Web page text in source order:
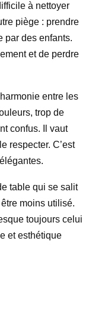
à nettoyer
piège : prendre
par des enfants.
et de perdre
entre les
trop de
confus. Il vaut
respecter. C’est
table qui se salit
moins utilisé.
toujours celui
et esthétique